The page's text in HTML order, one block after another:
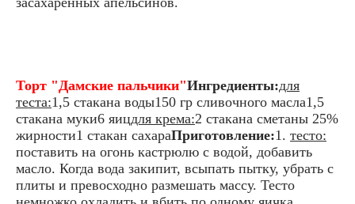
Торт "Дамские пальчики"Ингредиенты:для
теста:1,5 стакана воды150 гр сливочного масла1,5
стакана муки6 яицдля крема:2 стакана сметаны 25%
жирности1 стакан сахараПриготовление:1. тесто:
поставить на огонь кастрюлю с водой, добавить
масло. Когда вода закипит, всыпать пытку, убрать с
плиты и превосходно размешать массу. Тесто